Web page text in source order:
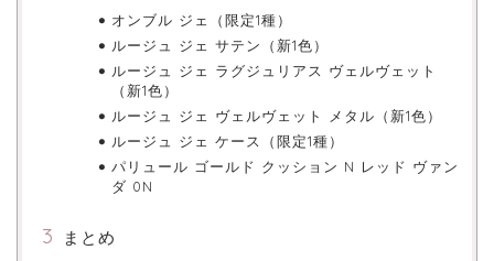
オンブル ジェ（限定1種）
ルージュ ジェ サテン（新1色）
ルージュ ジェ ラグジュリアス ヴェルヴェット
（新1色）
ルージュ ジェ ヴェルヴェット メタル（新1色）
ルージュ ジェ ケース（限定1種）
パリュール ゴールド クッション N レッド ヴァン
ダ 0N
まとめ